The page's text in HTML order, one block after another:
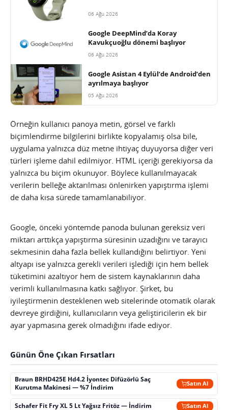
06 Ağu 2026
Google DeepMind’da Koray
Kavukçuoğlu dönemi başlıyor
06 Ağu 2026
Google Asistan 4 Eylül’de Android’den
ayrılmaya başlıyor
05 Ağu 2026
Örneğin kullanıcı panoya metin, görsel ve farklı
biçimlendirme bilgilerini birlikte kopyalamış olsa bile,
uygulama yalnızca düz metne ihtiyaç duyuyorsa diğer veri
türleri işleme dahil edilmiyor. HTML içeriği gerekiyorsa da
yalnızca bu biçim okunuyor. Böylece kullanılmayacak
verilerin belleğe aktarılması önlenirken yapıştırma işlemi
de daha kısa sürede tamamlanabiliyor.
Google, önceki yöntemde panoda bulunan gereksiz veri
miktarı arttıkça yapıştırma süresinin uzadığını ve tarayıcı
sekmesinin daha fazla bellek kullandığını belirtiyor. Yeni
altyapı ise yalnızca gerekli verileri işlediği için hem bellek
tüketimini azaltıyor hem de sistem kaynaklarının daha
verimli kullanılmasına katkı sağlıyor. Şirket, bu
iyileştirmenin desteklenen web sitelerinde otomatik olarak
devreye girdiğini, kullanıcıların veya geliştiricilerin ek bir
ayar yapmasına gerek olmadığını ifade ediyor.
Günün Öne Çıkan Fırsatları
Braun BRHD425E Hd4.2 İyontec Difüzörlü Saç
Kurutma Makinesi — %7 İndirim
Satın Al
Schafer Fit Fry XL 5 Lt Yağsız Fritöz — İndirim Satın Al